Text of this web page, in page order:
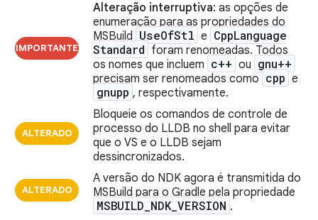
IMPORTANTE
Alteração interruptiva: as opções de
enumeração para as propriedades do
MSBuild UseOfStl e CppLanguage
Standard foram renomeadas. Todos
os nomes que incluem c++ ou gnu++
precisam ser renomeados como cpp e
gnupp , respectivamente.
ALTERADO
Bloqueie os comandos de controle de
processo do LLDB no shell para evitar
que o VS e o LLDB sejam
dessincronizados.
ALTERADO
A versão do NDK agora é transmitida do
MSBuild para o Gradle pela propriedade
MSBUILD NDK VERSION .